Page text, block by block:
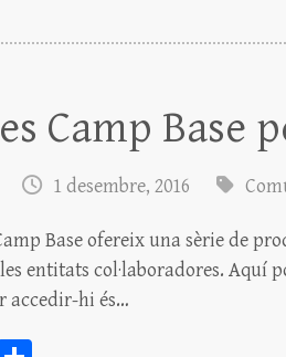
rt
xCamp Base
1 desembre, 2016
Base ofereix una sèrie de
entitats col·laboradores. Aquí
accedir-hi és…